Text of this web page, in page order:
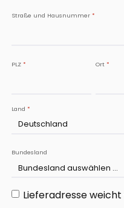
Straße und Hausnummer *
PLZ * Ort *
Land *
Bundesland
Lieferadresse